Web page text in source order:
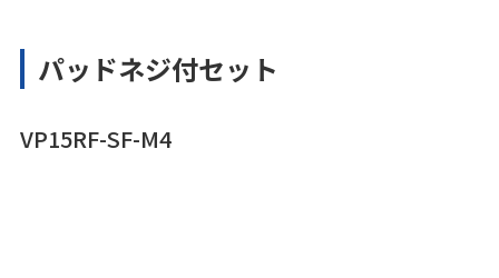
パッドネジ付セット
VP15RF-SF-M4